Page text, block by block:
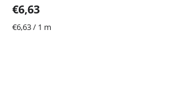
€6,63
Jednotková
€6,63 / 1 m